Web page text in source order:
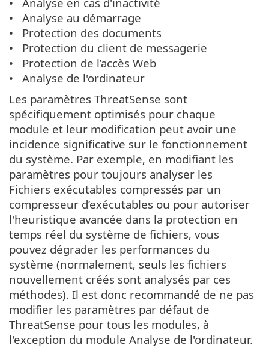
Analyse au démarrage
Protection des documents
Protection du client de messagerie
Protection de l’accès Web
Analyse de l'ordinateur
Les paramètres ThreatSense sont
spécifiquement optimisés pour chaque
module et leur modification peut avoir une
incidence significative sur le fonctionnement
du système. Par exemple, en modifiant les
paramètres pour toujours analyser les
Fichiers exécutables compressés par un
compresseur d’exécutables ou pour autoriser
l'heuristique avancée dans la protection en
temps réel du système de fichiers, vous
pouvez dégrader les performances du
système (normalement, seuls les fichiers
nouvellement créés sont analysés par ces
méthodes). Il est donc recommandé de ne pas
modifier les paramètres par défaut de
ThreatSense pour tous les modules, à
l'exception du module Analyse de l'ordinateur.